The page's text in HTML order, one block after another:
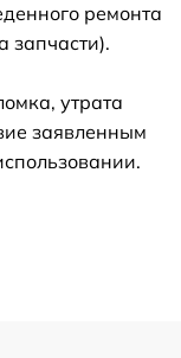
ремонта
запчасти).
утрата
заявленным